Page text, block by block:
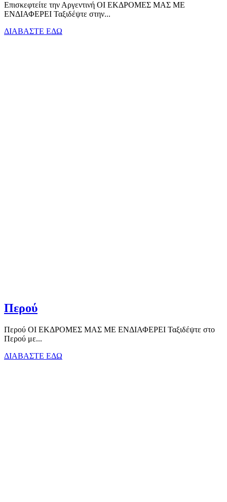
Επισκεφτείτε την Αργεντινή ΟΙ ΕΚΔΡΟΜΕΣ ΜΑΣ ΜΕ
ΕΝΔΙΑΦΕΡΕΙ Ταξιδέψτε στην...
ΔΙΑΒΑΣΤΕ ΕΔΩ
Περού
Περού ΟΙ ΕΚΔΡΟΜΕΣ ΜΑΣ ΜΕ ΕΝΔΙΑΦΕΡΕΙ Ταξιδέψτε στο
Περού με...
ΔΙΑΒΑΣΤΕ ΕΔΩ